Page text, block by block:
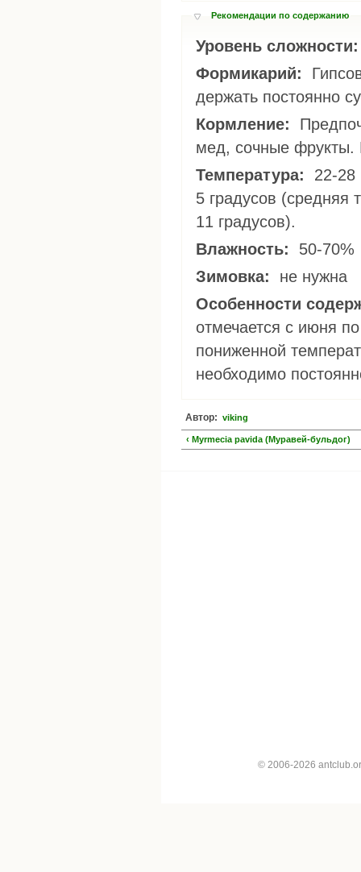
Рекомендации по содержанию
Уровень
Формикарий:
держать постоянно
Кормление:
мед, сочные фрукты.
Температура:
5 градусов (средняя
11 градусов).
Влажность:
50-70%
Зимовка:
не нужна
Особенности
отмечается с июня
пониженной
необходимо
Автор: viking
‹ Myrmecia pavida (Муравей-бульдог)
© 2006-2026